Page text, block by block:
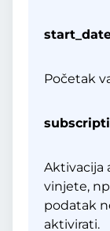
Početak
Aktivacija
vinjete,
podatak
aktivirati.